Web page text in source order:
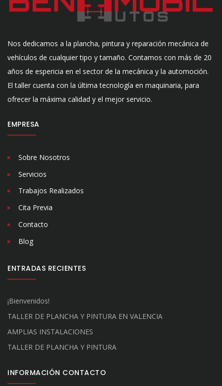
Nos dedicamos a la plancha, pintura y reparación mecánica de
vehículos de cualquier tipo y tamaño. Contamos con más de 20
años de espericia en el sector de la mecánica y la automoción.
El taller cuenta con la última tecnología en maquinaria, para
ofrecer la máxima calidad y el mejor servicio.
EMPRESA
Sobre Nosotros
Servicios
Trabajos Realizados
Cita Previa
Contacto
Blog
ENTRADAS RECIENTES
¡Bienvenidos!
TALLER DE PLANCHA Y PINTURA EN VALENCIA
AMPLIAS INSTALACIONES
TALLER DE PLANCHA Y PINTURA
INFORMACIÓN CONTACTO